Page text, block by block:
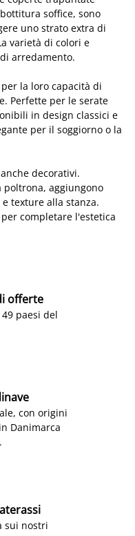
soffice, sono
uno strato extra di
varietà di colori e
arredamento.
la loro capacità di
Perfette per le serate
in design classici e
per il soggiorno o la
decorativi.
poltrona, aggiungono
texture alla stanza.
completare l'estetica
offerte
paesi del
con origini
Danimarca
sui nostri